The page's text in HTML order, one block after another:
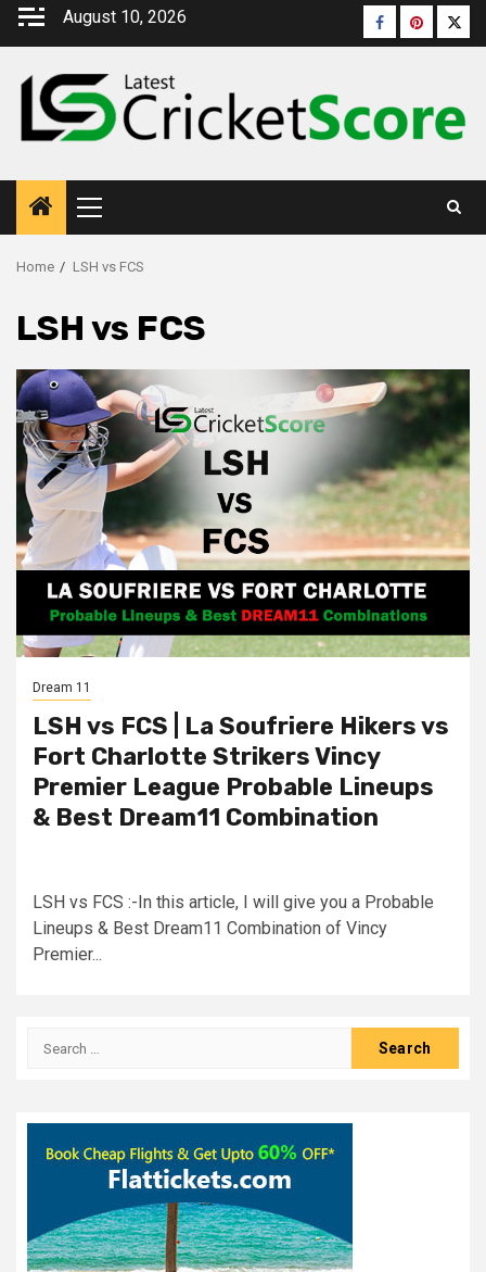
August 10, 2026
Home LSH vs FCS
LSH vs FCS
Dream 11
LSH vs FCS | La Soufriere Hikers vs
Fort Charlotte Strikers Vincy
Premier League Probable Lineups
& Best Dream11 Combination
LSH vs FCS :-In this article, I will give you a Probable
Lineups & Best Dream11 Combination of Vincy
Premier...